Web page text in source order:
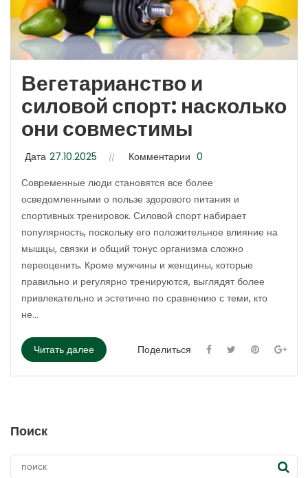
Вегетарианство и
силовой спорт: насколько
они совместимы
Дата 27.10.2025 Комментарии 0
Современные люди становятся все более
осведомленными о пользе здорового питания и
спортивных тренировок. Силовой спорт набирает
популярность, поскольку его положительное влияние на
мышцы, связки и общий тонус организма сложно
переоценить. Кроме мужчины и женщины, которые
правильно и регулярно тренируются, выглядят более
привлекательно и эстетично по сравнению с теми, кто
не...
Читать далее Поделиться
Поиск